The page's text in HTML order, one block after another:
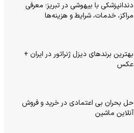
دندانپزشکی با بیهوشی در تبریز؛ معرفی
مراکز، خدمات، شرایط و هزینه‌ها
بهترین برندهای دیزل ژنراتور در ایران +
عکس
حل بحران بی‌ اعتمادی در خرید و فروش
آنلاین ماشین